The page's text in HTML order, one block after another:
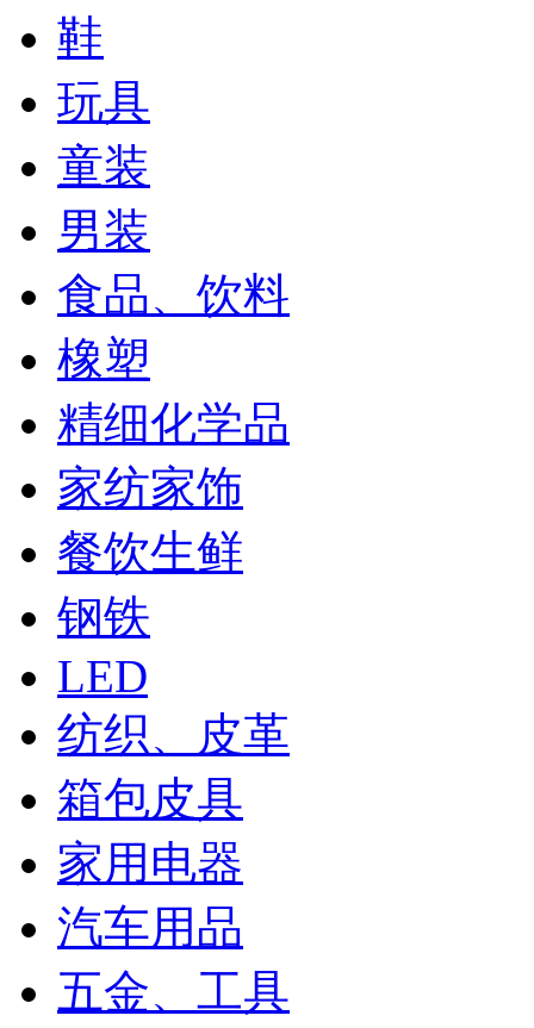
鞋
玩具
童装
男装
食品、饮料
橡塑
精细化学品
家纺家饰
餐饮生鲜
钢铁
LED
纺织、皮革
箱包皮具
家用电器
汽车用品
五金、工具